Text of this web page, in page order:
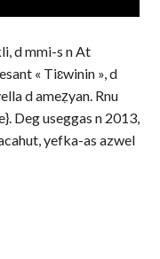
d mmi-s n At
« Tiɛwinin », d
d ameẓyan. Rnu
Deg useggas n 2013,
yefka-as azwel